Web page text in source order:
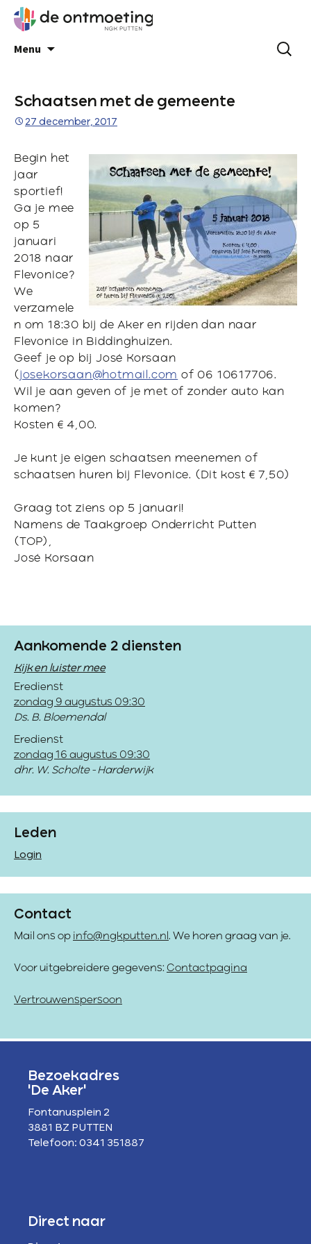
Menu
Schaatsen met de gemeente
27 december, 2017
Begin het
jaar
sportief!
Ga je mee
op 5
januari
2018 naar
Flevonice?
We
verzamele
n om 18:30 bij de Aker en rijden dan naar
Flevonice in Biddinghuizen.
Geef je op bij José Korsaan
( josekorsaan@hotmail.com of 06 10617706.
Wil je aan geven of je met of zonder auto kan
komen?
Kosten € 4,00.
Je kunt je eigen schaatsen meenemen of
schaatsen huren bij Flevonice. (Dit kost € 7,50)
Graag tot ziens op 5 januari!
Namens de Taakgroep Onderricht Putten
(TOP),
José Korsaan
Aankomende 2 diensten
Kijk en luister mee
Eredienst
zondag 9 augustus 09:30
Ds. B. Bloemendal
Eredienst
zondag 16 augustus 09:30
dhr. W. Scholte - Harderwijk
Leden
Login
Contact
Mail ons op info@ngkputten.nl . We horen graag van je.
Voor uitgebreidere gegevens: Contactpagina
Vertrouwenspersoon
Bezoekadres
'De Aker'
Fontanusplein 2
3881 BZ PUTTEN
Telefoon: 0341 351887
Direct naar